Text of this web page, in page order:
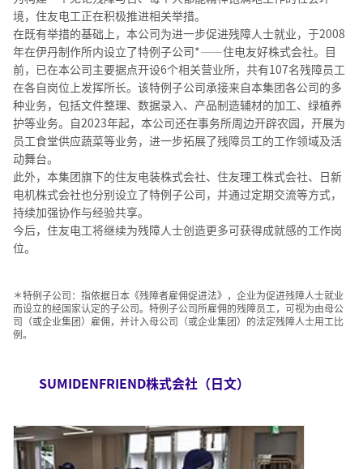
境，住友电工正在积极推进相关举措。
在既有举措的基础上，本公司为进一步促进残障人士就业，于2008
年在伊丹制作所内设立了特例子公司*——住电友好株式会社。目
前，已在本公司主要据点开设6个相关营业所，共有107名残障员工
在各自岗位上发挥所长。该特例子公司承接来自本集团各公司的多
种业务，包括文件整理、数据录入、产品制造辅材的加工、绿植养
护等业务。自2023年起，本公司还在事务所周边开辟农园，开展为
员工食堂供应蔬菜等业务，进一步拓展了残障员工的工作领域及活
动舞台。
此外，本集团旗下的住友电装株式会社、住友理工株式会社、日新
电机株式会社也分别设立了特例子公司，并通过定期交流等方式，
持续加强协作与经验共享。
今后，住友电工将继续为残障人士创造更多可获得成就感的工作岗
位。
＊特例子公司：指依据日本《残障者雇佣促进法》，企业为促进残障人士就业
而设立的经国家认定的子公司。特例子公司所雇佣的残障员工，可视为由母公
司（或企业集团）雇佣，并计入母公司（或企业集团）的法定残障人士用工比
例。
SUMIDENFRIEND株式会社（日文）